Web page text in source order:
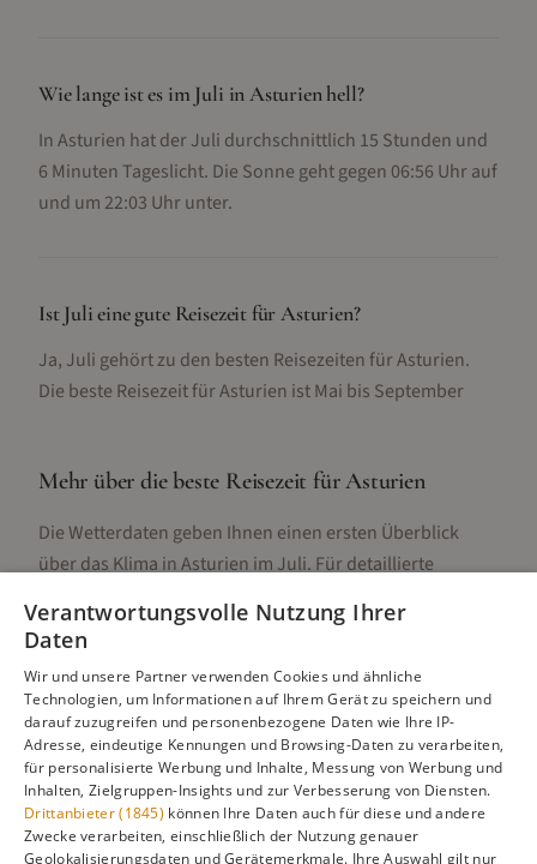
Wie lange ist es im Juli in Asturien hell?
In Asturien hat der Juli durchschnittlich 15 Stunden und
6 Minuten Tageslicht. Die Sonne geht gegen 06:56 Uhr auf
und um 22:03 Uhr unter.
Ist Juli eine gute Reisezeit für Asturien?
Ja, Juli gehört zu den besten Reisezeiten für Asturien.
Die beste Reisezeit für Asturien ist Mai bis September
Mehr über die beste Reisezeit fürAsturien
Die Wetterdaten geben Ihnen einen ersten Überblick
über das Klima inAsturien im Juli. Für detaillierte
Unterschieden, Aktivitäten und Reisetipps besuchen Sie
Alle Infos zur besten Reisezeit Asturien
Verantwortungsvolle Nutzung Ihrer
Daten
Wir und unsere Partner verwenden Cookies und ähnliche
Technologien, um Informationen auf Ihrem Gerät zu speichern und
darauf zuzugreifen und personenbezogene Daten wie Ihre IP-
Adresse, eindeutige Kennungen und Browsing-Daten zu verarbeiten,
für personalisierte Werbung und Inhalte, Messung von Werbung und
Inhalten, Zielgruppen-Insights und zur Verbesserung von Diensten.
Drittanbieter (1845) können Ihre Daten auch für diese und andere
Zwecke verarbeiten, einschließlich der Nutzung genauer
Geolokalisierungsdaten und Gerätemerkmale. Ihre Auswahl gilt nur